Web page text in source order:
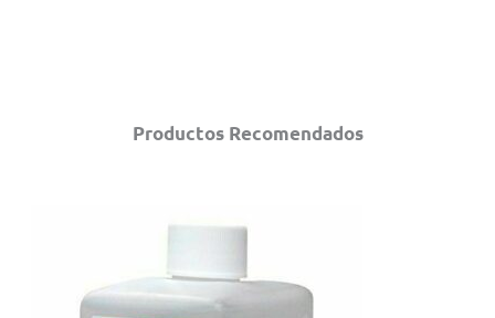
Productos Recomendados